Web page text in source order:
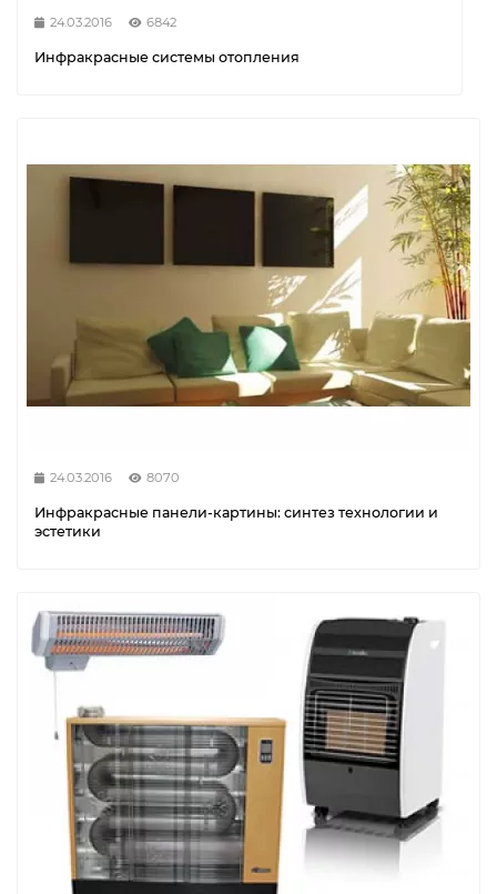
24.03.2016 6842
Инфракрасные системы отопления
24.03.2016 8070
Инфракрасные панели-картины: синтез технологии и
эстетики